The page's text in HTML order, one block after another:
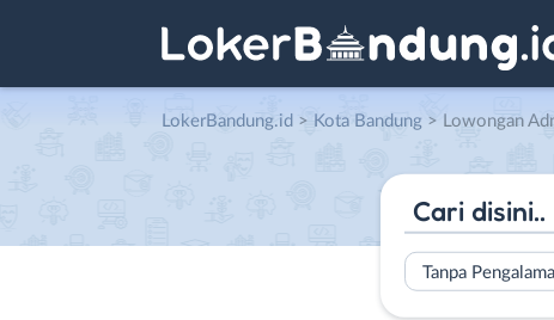
LokerBandung.id > Kota Bandung > Lowongan Administrasi Kantor di
Tanpa